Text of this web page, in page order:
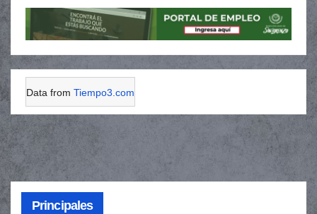
Data from Tiempo3.com
Principales